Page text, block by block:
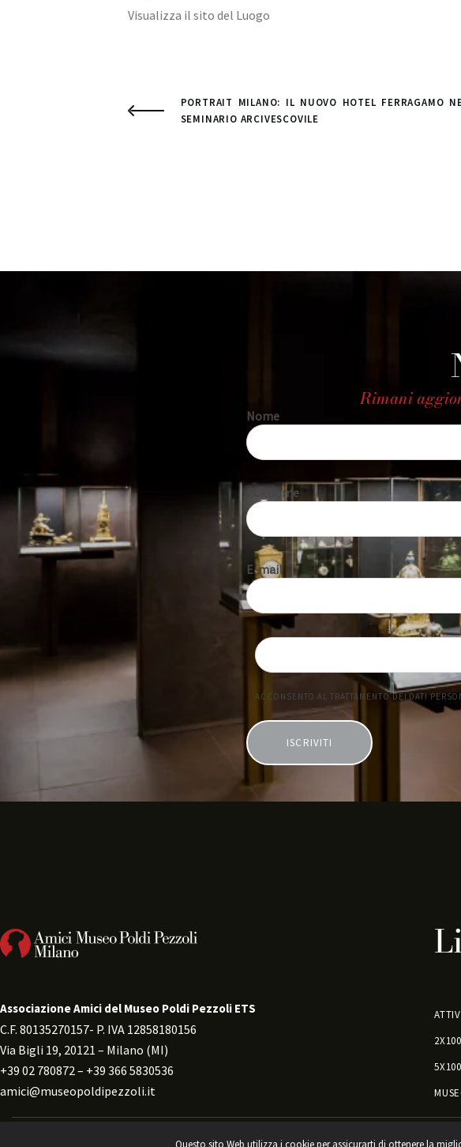
Visualizza il sito del Luogo
PORTRAIT MILANO: IL NUOVO HOTEL FERRAGAMO
SEMINARIO ARCIVESCOVILE
Rimani
Associazione Amici del Museo Poldi Pezzoli ETS
C.F. 80135270157- P. IVA 12858180156
Via Bigli 19, 20121 – Milano (MI)
+39 02 780872 – +39 366 5830536
amici@museopoldipezzoli.it
Questo sito Web utilizza i cookie per assicurarti di ottenere la